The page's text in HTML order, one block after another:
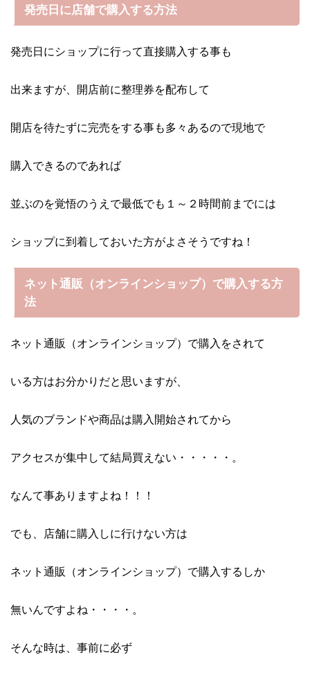
発売日に店舗で購入する方法
発売日にショップに行って直接購入する事も
出来ますが、開店前に整理券を配布して
開店を待たずに完売をする事も多々あるので現地で
購入できるのであれば
並ぶのを覚悟のうえで最低でも１～２時間前までには
ショップに到着しておいた方がよさそうですね！
ネット通販（オンラインショップ）で購入する方
法
ネット通販（オンラインショップ）で購入をされて
いる方はお分かりだと思いますが、
人気のブランドや商品は購入開始されてから
アクセスが集中して結局買えない・・・・・。
なんて事ありますよね！！！
でも、店舗に購入しに行けない方は
ネット通販（オンラインショップ）で購入するしか
無いんですよね・・・・。
そんな時は、事前に必ず